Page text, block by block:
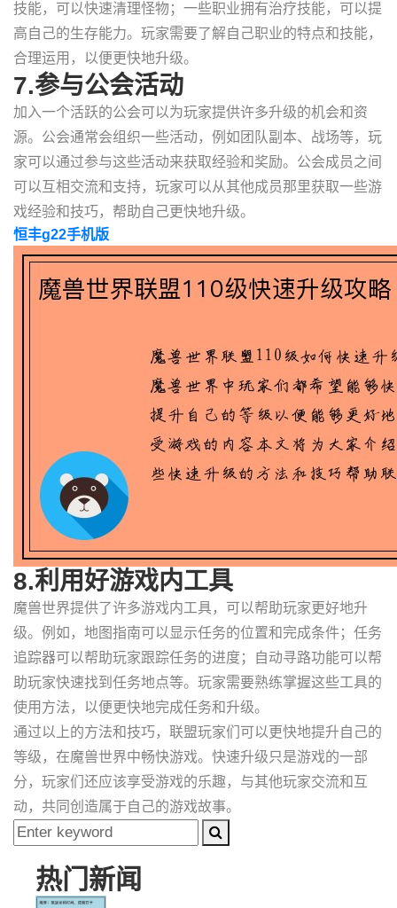
技能，可以快速清理怪物；一些职业拥有治疗技能，可以提
高自己的生存能力。玩家需要了解自己职业的特点和技能，
合理运用，以便更快地升级。
7.参与公会活动
加入一个活跃的公会可以为玩家提供许多升级的机会和资
源。公会通常会组织一些活动，例如团队副本、战场等，玩
家可以通过参与这些活动来获取经验和奖励。公会成员之间
可以互相交流和支持，玩家可以从其他成员那里获取一些游
戏经验和技巧，帮助自己更快地升级。
恒丰g22手机版
8.利用好游戏内工具
魔兽世界提供了许多游戏内工具，可以帮助玩家更好地升
级。例如，地图指南可以显示任务的位置和完成条件；任务
追踪器可以帮助玩家跟踪任务的进度；自动寻路功能可以帮
助玩家快速找到任务地点等。玩家需要熟练掌握这些工具的
使用方法，以便更快地完成任务和升级。
通过以上的方法和技巧，联盟玩家们可以更快地提升自己的
等级，在魔兽世界中畅快游戏。快速升级只是游戏的一部
分，玩家们还应该享受游戏的乐趣，与其他玩家交流和互
动，共同创造属于自己的游戏故事。
热门新闻